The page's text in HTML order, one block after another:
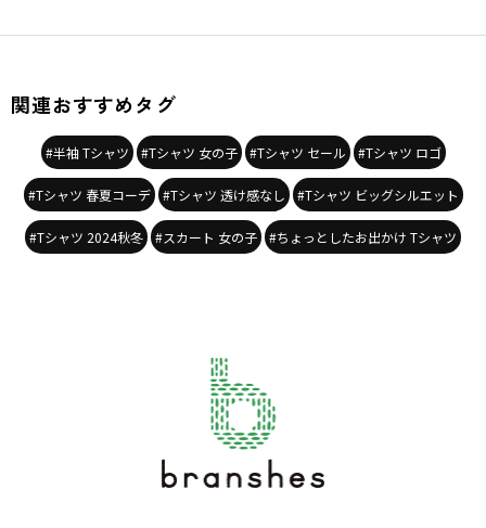
関連おすすめタグ
#半袖 Tシャツ #Tシャツ 女の子 #Tシャツ セール #Tシャツ ロゴ
#Tシャツ 春夏コーデ #Tシャツ 透け感なし #Tシャツ ビッグシルエット
#Tシャツ 2024秋冬 #スカート 女の子 #ちょっとしたお出かけ Tシャツ